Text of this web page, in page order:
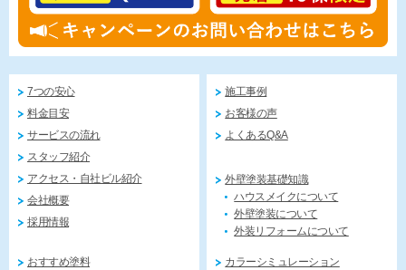
7つの安心
料金目安
サービスの流れ
スタッフ紹介
アクセス・自社ビル紹介
会社概要
採用情報
施工事例
お客様の声
よくあるQ&A
外壁塗装基礎知識
ハウスメイクについて
外壁塗装について
外装リフォームについて
おすすめ塗料
カラーシミュレーション